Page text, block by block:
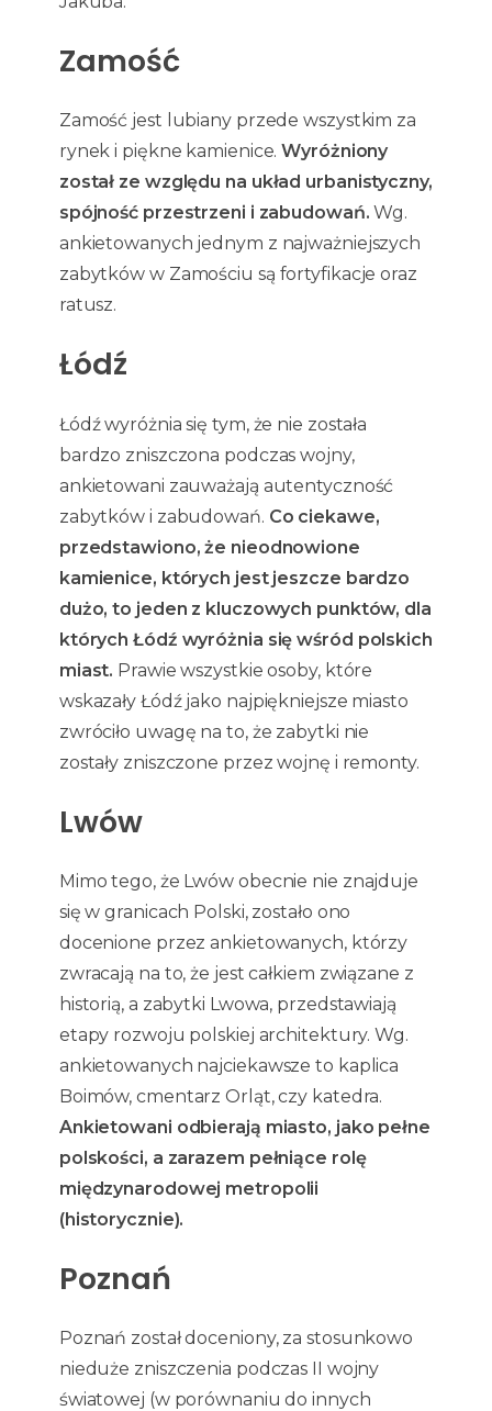
Zamość
Zamość jest lubiany przede wszystkim za
rynek i piękne kamienice. Wyróżniony
został ze względu na układ urbanistyczny,
spójność przestrzeni i zabudowań. Wg.
ankietowanych jednym z najważniejszych
zabytków w Zamościu są fortyfikacje oraz
ratusz.
Łódź
Łódź wyróżnia się tym, że nie została
bardzo zniszczona podczas wojny,
ankietowani zauważają autentyczność
zabytków i zabudowań. Co ciekawe,
przedstawiono, że nieodnowione
kamienice, których jest jeszcze bardzo
dużo, to jeden z kluczowych punktów, dla
których Łódź wyróżnia się wśród polskich
miast. Prawie wszystkie osoby, które
wskazały Łódź jako najpiękniejsze miasto
zwróciło uwagę na to, że zabytki nie
zostały zniszczone przez wojnę i remonty.
Lwów
Mimo tego, że Lwów obecnie nie znajduje
się w granicach Polski, zostało ono
docenione przez ankietowanych, którzy
zwracają na to, że jest całkiem związane z
historią, a zabytki Lwowa, przedstawiają
etapy rozwoju polskiej architektury. Wg.
ankietowanych najciekawsze to kaplica
Boimów, cmentarz Orląt, czy katedra.
Ankietowani odbierają miasto, jako pełne
polskości, a zarazem pełniące rolę
międzynarodowej metropolii
(historycznie).
Poznań
Poznań został doceniony, za stosunkowo
nieduże zniszczenia podczas II wojny
światowej (w porównaniu do innych